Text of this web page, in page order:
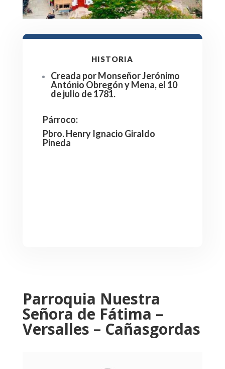
HISTORIA
Creada por Monseñor Jerónimo
António Obregón y Mena, el 10
de julio de 1781.
Párroco:
Pbro. Henry Ignacio Giraldo
Pineda
Parroquia Nuestra
Señora de Fátima –
Versalles – Cañasgordas